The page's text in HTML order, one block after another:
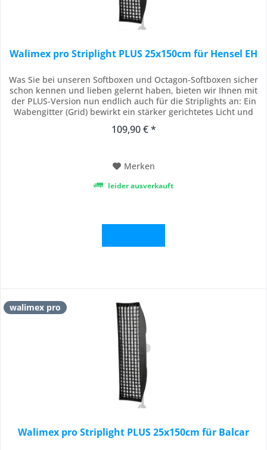
Walimex pro Striplight PLUS 25x150cm für Hensel EH
Was Sie bei unseren Softboxen und Octagon-Softboxen sicher
schon kennen und lieben gelernt haben, bieten wir Ihnen mit
der PLUS-Version nun endlich auch für die Striplights an: Ein
Wabengitter (Grid) bewirkt ein stärker gerichtetes Licht und
Perfektion für Ihre Ausleuchtung und Bilder. Das hochwertige
109,90 € *
Merken
leider ausverkauft
walimex pro
Walimex pro Striplight PLUS 25x150cm für Balcar